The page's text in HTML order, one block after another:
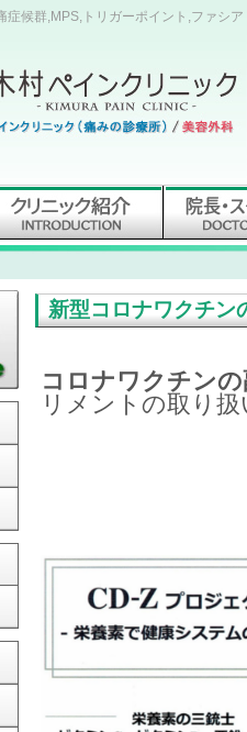
症候群,MPS,トリガーポイント,ファシア
新型コロナワクチン
コロナワクチン
リメントの取り扱